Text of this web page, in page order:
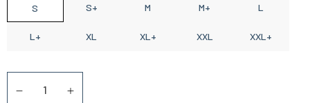
S S+ M M+ L
L+ XL XL+ XXL XXL+